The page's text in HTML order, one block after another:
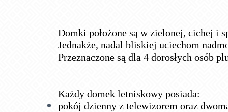
Domki położone są w zielonej, cichej i
Jednakże, nadal bliskiej uciechom
Przeznaczone są dla 4 dorosłych osób
Każdy domek letniskowy posiada:
pokój dzienny z telewizorem oraz